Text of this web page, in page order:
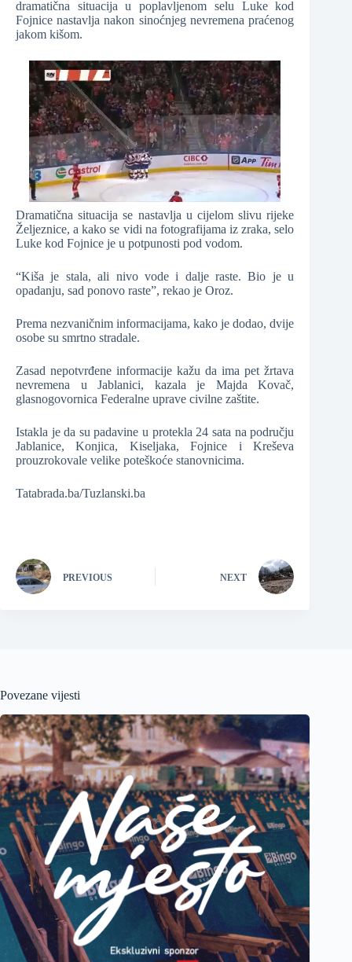
dramatična situacija u poplavljenom selu Luke kod
Fojnice nastavlja nakon sinoćnjeg nevremena praćenog
jakom kišom.
Dramatična situacija se nastavlja u cijelom slivu rijeke
Željeznice, a kako se vidi na fotografijama iz zraka, selo
Luke kod Fojnice je u potpunosti pod vodom.
“Kiša je stala, ali nivo vode i dalje raste. Bio je u
opadanju, sad ponovo raste”, rekao je Oroz.
Prema nezvaničnim informacijama, kako je dodao, dvije
osobe su smrtno stradale.
Zasad nepotvrđene informacije kažu da ima pet žrtava
nevremena u Jablanici, kazala je Majda Kovač,
glasnogovornica Federalne uprave civilne zaštite.
Istakla je da su padavine u protekla 24 sata na području
Jablanice, Konjica, Kiseljaka, Fojnice i Kreševa
prouzrokovale velike poteškoće stanovnicima.
Tatabrada.ba/Tuzlanski.ba
PREVIOUS NEXT
Povezane vijesti